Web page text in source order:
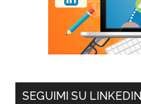
SEGUIMI SU LINKEDIN